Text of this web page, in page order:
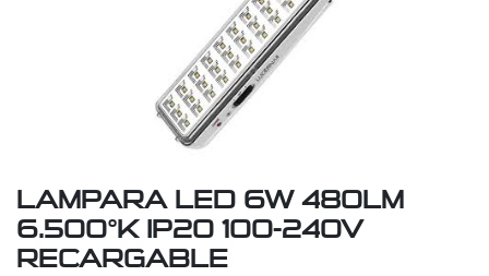
LAMPARA LED 6W 480LM
6.500°K IP20 100-240V
RECARGABLE